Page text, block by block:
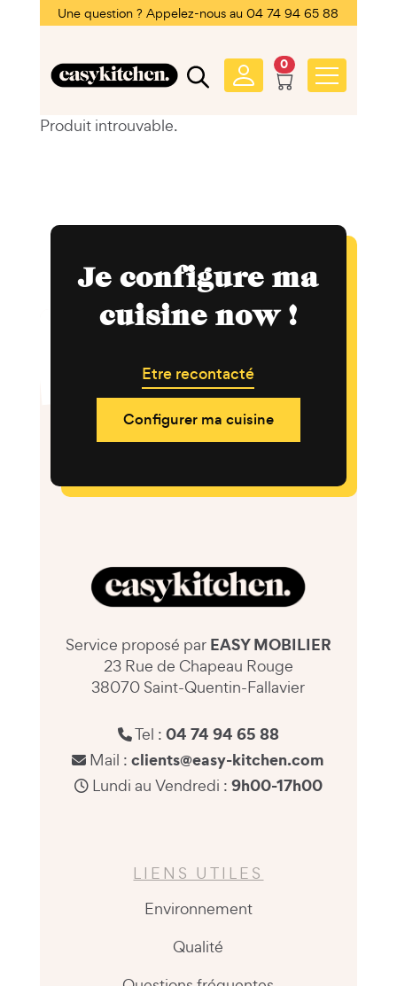
Une question ? Appelez-nous au 04 74 94 65 88
0
Produit introuvable.
Je configure ma
cuisine now !
Etre recontacté
Configurer ma cuisine
Service proposé par EASY MOBILIER
23 Rue de Chapeau Rouge
38070 Saint-Quentin-Fallavier
Tel : 04 74 94 65 88
Mail :clients@easy-kitchen.com
Lundi au Vendredi : 9h00-17h00
LIENS UTILES
Environnement
Qualité